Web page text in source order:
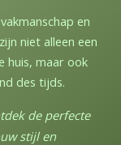
en
niet alleen een
huis, maar ook
des tijds.
de perfecte
stijl en